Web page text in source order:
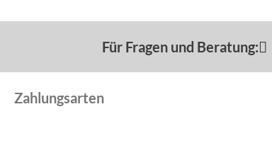
Für Fragen und Beratung:
Zahlungsarten